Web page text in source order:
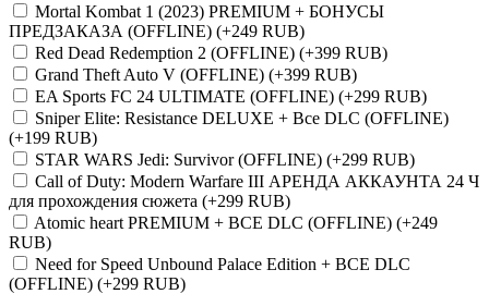
Mortal Kombat 1 (2023) PREMIUM + БОНУСЫ
ПРЕДЗАКАЗА (OFFLINE) (+249 RUB)
Red Dead Redemption 2 (OFFLINE) (+399 RUB)
Grаnd Theft Auto V (OFFLINE) (+399 RUB)
EA Sports FC 24 ULTIMATE (OFFLINE) (+299 RUB)
Sniper Elite: Resistance DELUXE + Все DLC (OFFLINE)
(+199 RUB)
STAR WARS Jedi: Survivor (OFFLINE) (+299 RUB)
Call of Duty: Modern Warfare III АРЕНДА АККАУНТА 24 Ч
для прохождения сюжета (+299 RUB)
Atomic heart PREMIUM + ВСЕ DLC (OFFLINE) (+249
RUB)
Need for Speed Unbound Palace Edition + ВСЕ DLC
(OFFLINE) (+299 RUB)